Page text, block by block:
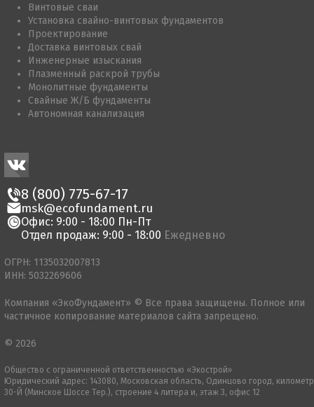
Винтовые сваи
Установка свайно-винтовых фундаментов
Проектирование
Доставка винтовых свай
Инженерные изыскания
Плазменный раскрой трубы
Монолитные фундаменты
Свайные Ж/Б фундаменты
Автономная канализация
8 (800) 775-67-17
msk@ecofundament.ru
Офис: 9:00 - 18:00 Пн-Пт
Отдел продаж: 9:00 - 18:00 Ежедневно
Общество с ограниченной ответственностью «Экострой»
Юридический адрес: 143080, Московская область, Одинцово город, километр
30-Й (Минское Шоссе Тер.), строение 4 литера и, этаж 3, офис 12
ОГРН: 1135032007813
ИНН: 5032269606
Компания «ЭкоФундамент» © Все права защищены. Полное или
частичное копирование материалов сайта запрещено.
© 2026